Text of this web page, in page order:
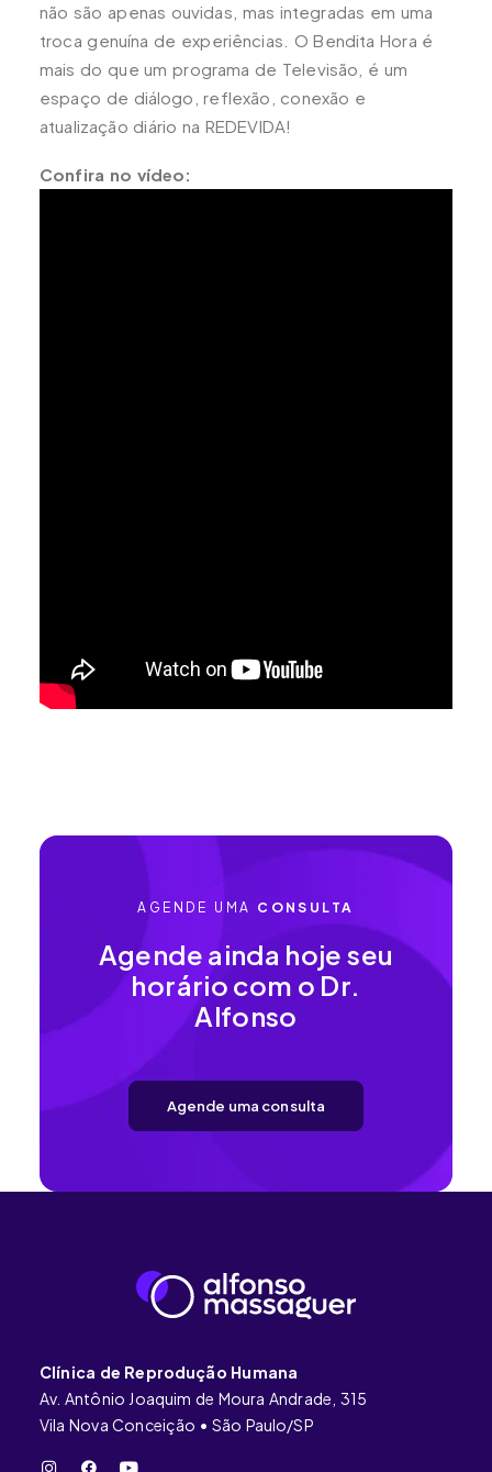
não são apenas ouvidas, mas integradas em uma
troca genuína de experiências. O Bendita Hora é
mais do que um programa de Televisão, é um
espaço de diálogo, reflexão, conexão e
atualização diário na REDEVIDA!
Confira no vídeo:
AGENDE UMA CONSULTA
Agende ainda hoje seu
horário com o Dr.
Alfonso
Agende uma consulta
Clínica de Reprodução Humana
Av. Antônio Joaquim de Moura Andrade, 315
Vila Nova Conceição • São Paulo/SP